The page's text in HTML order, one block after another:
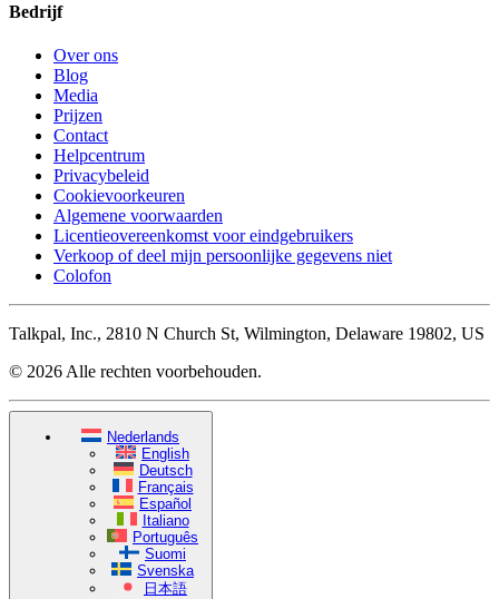
Bedrijf
Over ons
Blog
Media
Prijzen
Contact
Helpcentrum
Privacybeleid
Cookievoorkeuren
Algemene voorwaarden
Licentieovereenkomst voor eindgebruikers
Verkoop of deel mijn persoonlijke gegevens niet
Colofon
Talkpal, Inc., 2810 N Church St, Wilmington, Delaware 19802, US
© 2026 Alle rechten voorbehouden.
Nederlands
English
Deutsch
Français
Español
Italiano
Português
Suomi
Svenska
日本語